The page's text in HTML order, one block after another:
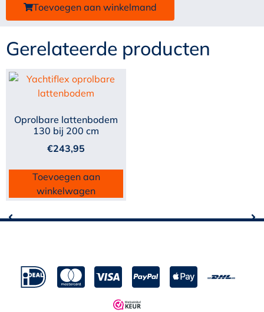
Toevoegen aan winkelmand
Gerelateerde producten
Oprolbare lattenbodem
130 bij 200 cm
€243,95
Toevoegen aan
winkelwagen